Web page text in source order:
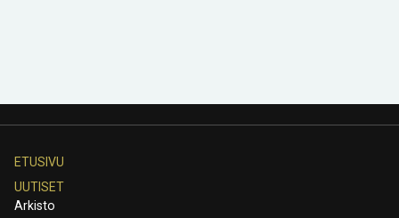
ETUSIVU
UUTISET
Arkisto